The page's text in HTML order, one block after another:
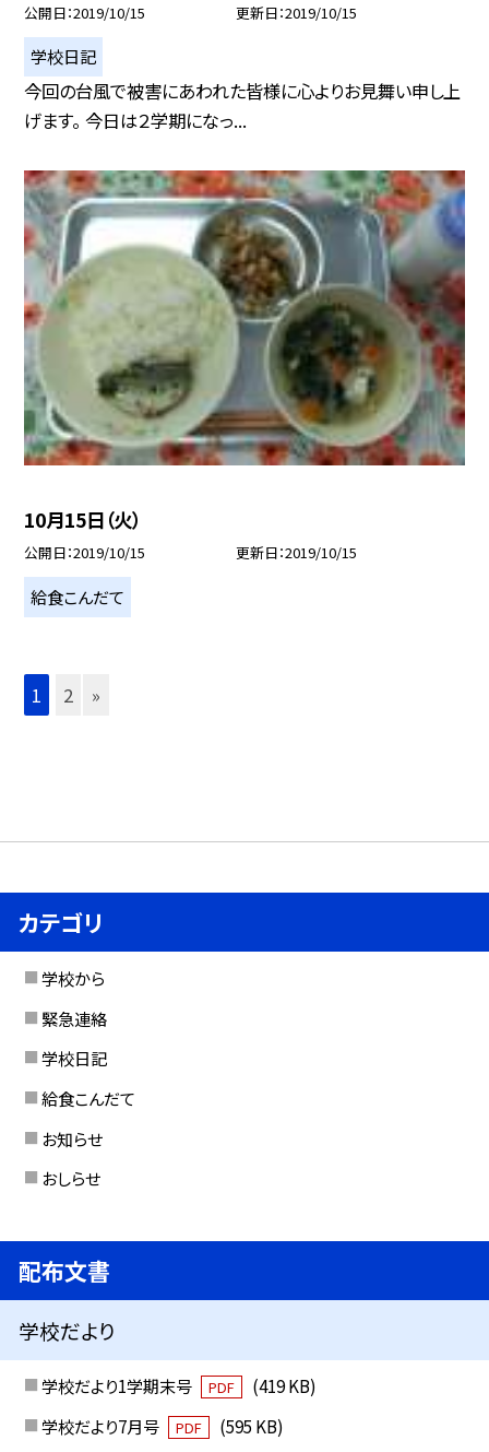
公開日 2019/10/15 更新日 2019/10/15
学校日記
今回の台風で被害にあわれた皆様に心よりお見舞い申し上
げます。 今日は２学期になっ...
10月15日（火）
公開日 2019/10/15 更新日 2019/10/15
給食こんだて
1 2 »
カテゴリ
学校から
緊急連絡
学校日記
給食こんだて
お知らせ
おしらせ
配布文書
学校だより
学校だより1学期末号 PDF
(419 KB)
学校だより7月号
PDF (595 KB)